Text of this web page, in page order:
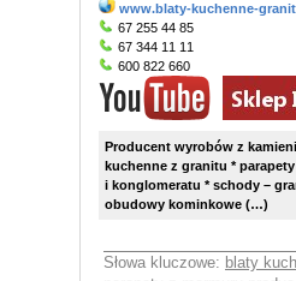
www.blaty-kuchenne-
67 255 44 85
67 344 11 11
600 822 660
Producent wyrobów z
kuchenne z granitu *
i konglomeratu * schody –
obudowy kominkowe (…)
Słowa kluczowe: blaty